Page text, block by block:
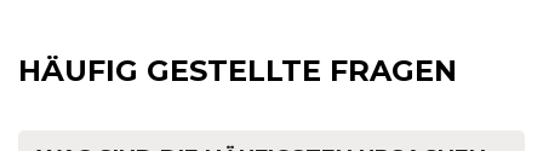
HÄUFIG GESTELLTE FRAGEN